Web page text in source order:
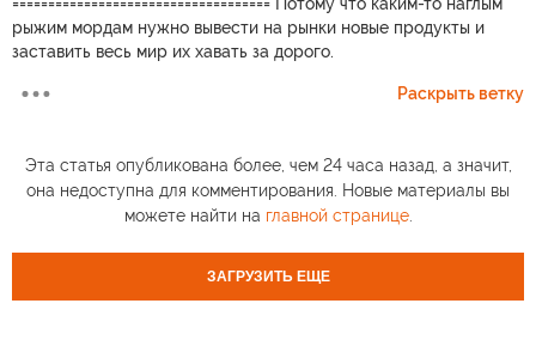
рыжим мордам нужно вывести на рынки новые продукты и
заставить весь мир их хавать за дорого.
Раскрыть ветку
Эта статья опубликована более, чем 24 часа назад, а значит,
она недоступна для комментирования. Новые материалы вы
можете найти на главной странице.
ЗАГРУЗИТЬ ЕЩЕ